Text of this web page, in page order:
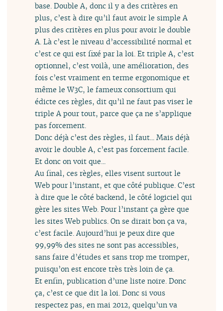
base. Double A, donc il y a des critères en
plus, c’est à dire qu’il faut avoir le simple A
plus des critères en plus pour avoir le double
A. Là c’est le niveau d’accessibilité normal et
c’est ce qui est fixé par la loi. Et triple A, c’est
optionnel, c’est voilà, une amélioration, des
fois c’est vraiment en terme ergonomique et
même le W3C, le fameux consortium qui
édicte ces règles, dit qu’il ne faut pas viser le
triple A pour tout, parce que ça ne s’applique
pas forcement.
Donc déjà c’est des règles, il faut... Mais déjà
avoir le double A, c’est pas forcement facile.
Et donc on voit que...
Au final, ces règles, elles visent surtout le
Web pour l’instant, et que côté publique. C’est
à dire que le côté backend, le côté logiciel qui
gère les sites Web. Pour l’instant ça gère que
les sites Web publics. On se dirait bon ça va,
c’est facile. Aujourd’hui je peux dire que
99,99% des sites ne sont pas accessibles,
sans faire d’études et sans trop me tromper,
puisqu’on est encore très très loin de ça.
Et enfin, publication d’une liste noire. Donc
ça, c’est ce que dit la loi. Donc si vous
respectez pas, en mai 2012, quelqu’un va